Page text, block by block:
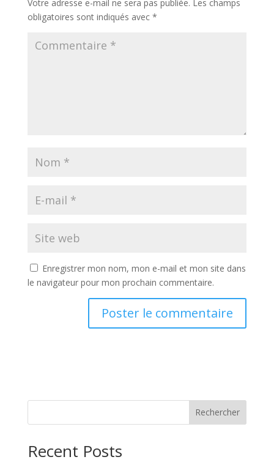
Votre adresse e-mail ne sera pas publiée. Les champs
obligatoires sont indiqués avec *
Enregistrer mon nom, mon e-mail et mon site dans
le navigateur pour mon prochain commentaire.
Rechercher
Recent Posts